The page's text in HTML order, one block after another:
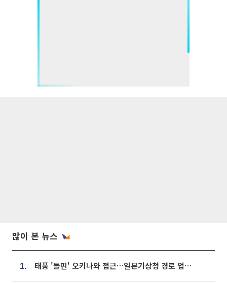
많이 본 뉴스
1. 태풍 '돌핀' 오키나와 접근…일본기상청 경로 업데이트